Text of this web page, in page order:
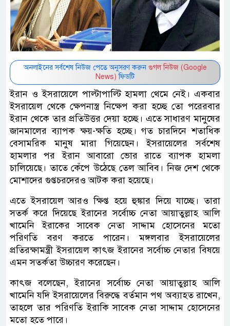
অনলাইনের সর্বশেষ নিউজ পেতে অনুসরণ করুন গুগল নিউজ (Google
News) ফিডটি
ইরান ও ইসরায়েলে পাল্টাপাল্টি হামলা থেমে নেই। একবার
ইসরায়েল থেকে ক্ষেপনাস্ত্র নিক্ষেপ করা হচ্ছে তো পরেরবার
ইরান থেকে তার প্রতিউত্তর দেয়া হচ্ছে। এতে সাধারণ মানুষের
জানমালের ব্যাপক ক্ষয়-ক্ষতি হচ্ছে। গত চারদিনে শতাধিক
বেসামরিক মানুষ মারা গিয়েছেন। ইসরায়েলের সর্বশেষ
হামলার পর ইরান আবারো ভোর রাতে ব্যাপক হামলা
চালিয়েছে। তাতে কেঁপে উঠেছে তেল আবিব। নিজ দেশ থেকে
মোশাদের গুপ্তচরদেরও আটক করা হয়েছে।
এতে ইসরায়েল আরও ক্ষিপ্ত হয়ে হুঙ্কার দিয়ে যাচ্ছে। তারা
সতর্ক করে দিয়েছে ইরানের সর্বোচ্চ নেতা আয়াতুল্লাহ আলি
খামেনি ইরাকের সাবেক নেতা সাদ্দাম হোসেনের মতো
পরিণতি বরণ করতে পারেন। মঙ্গলবার ইসরায়েলের
প্রতিরক্ষামন্ত্রী ইসরায়েল কাৎজ ইরানের সর্বোচ্চ নেতার বিষয়ে
এমন সতর্কতা উচ্চারণ করেছেন।
কাৎজ বলেছেন, ইরানের সর্বোচ্চ নেতা আয়াতুল্লাহ আলি
খামেনি যদি ইসরায়েলের বিরুদ্ধে বর্তমান পথ অব্যাহত রাখেন,
তাহলে তার পরিণতি ইরাকি সাবেক নেতা সাদ্দাম হোসেনের
মতো হতে পারে।